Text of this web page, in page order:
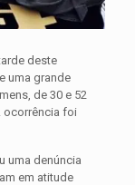
deste
uma grande
de 30 e 52
ocorrência foi
uma denúncia
em atitude